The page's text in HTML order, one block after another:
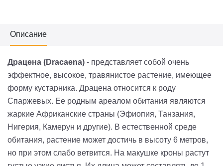
Описание
Драцена (Dracaena) - представляет собой очень
эффектное, высокое, травянистое растение, имеющее
форму кустарника. Драцена относится к роду
Спаржевых. Ее родным ареалом обитания являются
жаркие Африканские страны (Эфиопия, Танзания,
Нигерия, Камерун и другие). В естественной среде
обитания, растение может достичь в высоту 6 метров,
но при этом слабо ветвится. На макушке кроны растут